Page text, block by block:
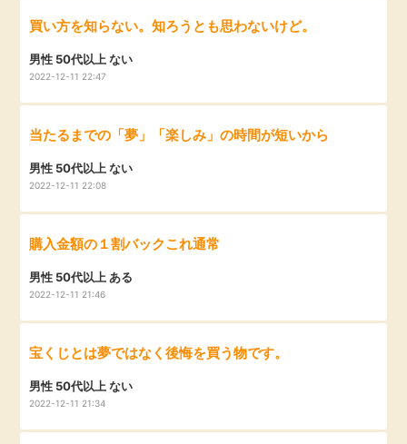
買い方を知らない。知ろうとも思わないけど。
男性 50代以上 ない
2022-12-11 22:47
当たるまでの「夢」「楽しみ」の時間が短いから
男性 50代以上 ない
2022-12-11 22:08
購入金額の１割バックこれ通常
男性 50代以上 ある
2022-12-11 21:46
宝くじとは夢ではなく後悔を買う物です。
男性 50代以上 ない
2022-12-11 21:34